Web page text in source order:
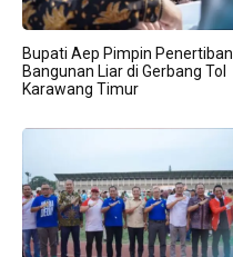
Bupati Aep Pimpin Penertiban
Bangunan Liar di Gerbang Tol
Karawang Timur